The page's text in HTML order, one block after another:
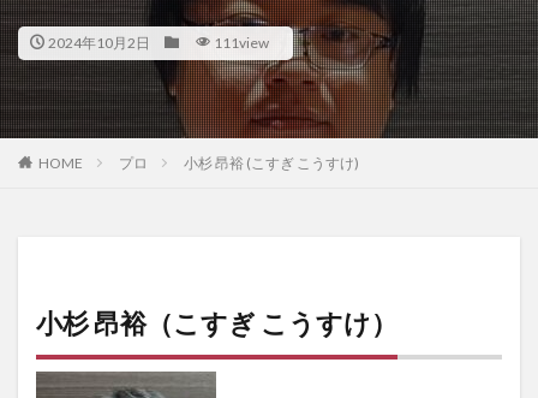
2024年10月2日 111view
HOME プロ 小杉 昂裕 (こすぎ こうすけ)
小杉 昂裕（こすぎ こうすけ）